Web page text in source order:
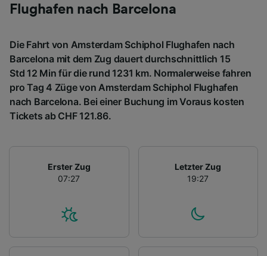
Flughafen nach Barcelona
Die Fahrt von Amsterdam Schiphol Flughafen nach
Barcelona mit dem Zug dauert durchschnittlich 15
Std 12 Min für die rund 1231 km. Normalerweise fahren
pro Tag 4 Züge von Amsterdam Schiphol Flughafen
nach Barcelona. Bei einer Buchung im Voraus kosten
Tickets ab CHF 121.86.
Erster Zug
07:27
Letzter Zug
19:27